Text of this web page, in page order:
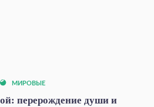
МИРОВЫЕ
перерождение души и